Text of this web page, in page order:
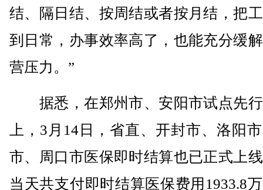
结、隔日结、按周结或者按月结，把
到日常，办事效率高了，也能充分缓
营压力。”
据悉，在郑州市、安阳市试点先
上，3月14日，省直、开封市、洛阳
市、周口市医保即时结算也已正式上
当天共支付即时结算医保费用1933.8